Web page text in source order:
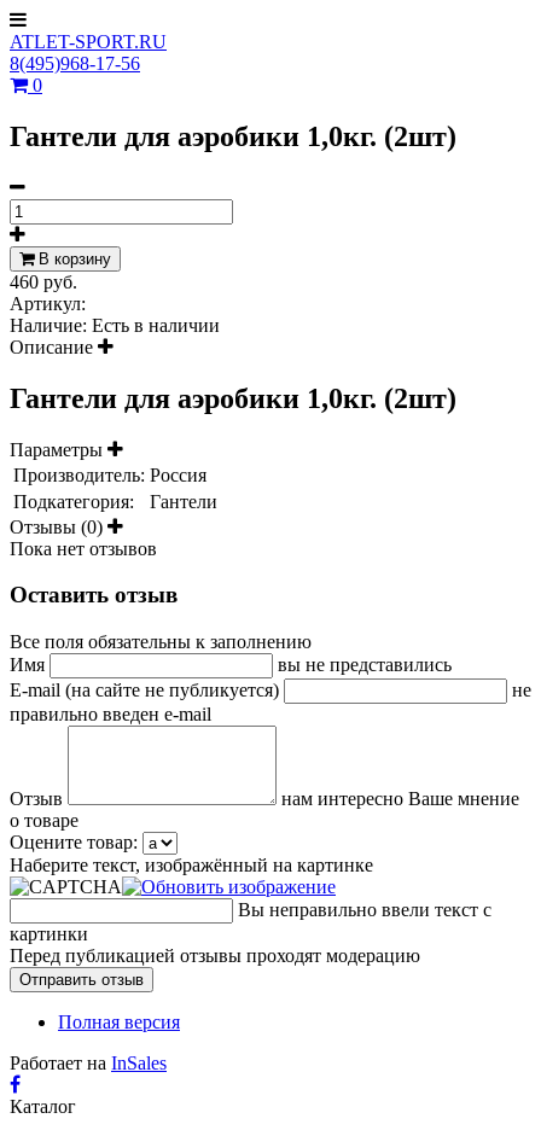
ATLET-SPORT.RU
8(495)968-17-56
0
Гантели для аэробики 1,0кг. (2шт)
В корзину
460 руб.
Артикул:
Наличие: Есть в наличии
Описание
Гантели для аэробики 1,0кг. (2шт)
Параметры
Производитель: Россия
Подкатегория:
Гантели
Отзывы (0)
Пока нет отзывов
Оставить отзыв
Все поля обязательны к заполнению
Имя
вы не представились
E-mail (на сайте не публикуется)
не
правильно введен e-mail
Отзыв
нам интересно Ваше мнение
о товаре
Оцените товар:
Наберите текст, изображённый на картинке
Вы неправильно ввели текст с
картинки
Перед публикацией отзывы проходят модерацию
Полная версия
Работает на InSales
Каталог